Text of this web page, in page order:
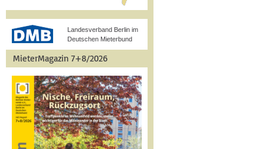
Landesverband Berlin im
Deutschen Mieterbund
MieterMagazin 7+8/2026